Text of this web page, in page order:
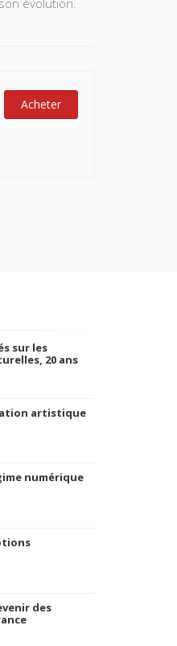
évolution.
Acheter
sur les
20 ans
artistique
numérique
des